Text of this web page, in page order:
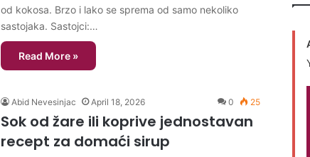
od kokosa. Brzo i lako se sprema od samo nekoliko
sastojaka. Sastojci:…
Read More »
Abid Nevesinjac April 18, 2026 0 25
Sok od žare ili koprive jednostavan
recept za domaći sirup